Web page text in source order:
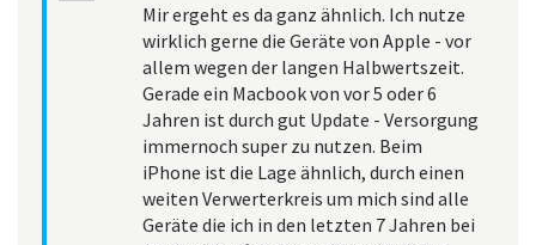
Mir ergeht es da ganz ähnlich. Ich nutze
wirklich gerne die Geräte von Apple - vor
allem wegen der langen Halbwertszeit.
Gerade ein Macbook von vor 5 oder 6
Jahren ist durch gut Update - Versorgung
immernoch super zu nutzen. Beim
iPhone ist die Lage ähnlich, durch einen
weiten Verwerterkreis um mich sind alle
Geräte die ich in den letzten 7 Jahren bei